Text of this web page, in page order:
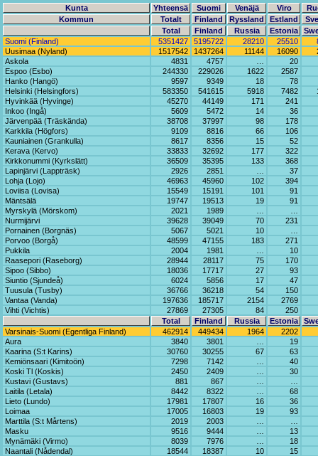
Kunta Yhteensä Suomi Venäjä Viro
Kommun
Totalt Finland Ryssland Estland
Total
Finland Russia Estonia
Suomi (Finland)
5351427 5195722 28210 25510
Uusimaa (Nyland)
1517542 1437264 11144 16090
Askola
4831 4757
20
Espoo (Esbo)
244330 229026 1622
2587
Hanko (Hangö)
9597 9349 18
78
Helsinki (Helsingfors)
583350 541615 5918 7482
Hyvinkää (Hyvinge)
45270 44149 171
241
Inkoo (Ingå)
5609 5472 14
36
Järvenpää (Träskända)
38708 37997 98
178
Karkkila (Högfors)
9109 8816 66
106
Kauniainen (Grankulla)
8617 8356 15
52
Kerava (Kervo)
33833 32692 177
322
Kirkkonummi (Kyrkslätt)
36509 35395 133
368
Lapinjärvi (Lappträsk)
2926 2851
37
Lohja (Lojo)
46963 45960 102
394
Loviisa (Lovisa)
15549 15191 101
91
Mäntsälä
19747 19513 19
91
Myrskylä (Mörskom)
2021 1989
Nurmijärvi
39628 39049 70
231
Pornainen (Borgnäs)
5067 5021 10
Porvoo (Borgå)
48599 47155 183
271
Pukkila
2004 1981
10
Raasepori (Raseborg)
28944 28117 75
170
Sipoo (Sibbo)
18036 17717 27
93
Siuntio (Sjundeå)
6024 5856 17
47
Tuusula (Tusby)
36766 36218 54
150
Vantaa (Vanda)
197636 185717 2154
2769
Vihti (Vichtis)
27869 27305 84
250
Total
Finland Russia Estonia
Varsinais-Suomi (Egentliga Finland)
462914 449434 1964
2202
Aura
3840 3801
19
Kaarina (S:t Karins)
30760 30255 67
63
Kemiönsaari (Kimitoön)
7298 7142
40
Koski Tl (Koskis)
2450 2409
30
Kustavi (Gustavs)
881 867
Laitila (Letala)
8442 8322
68
Lieto (Lundo)
17981 17807 16
36
Loimaa
17005 16803 19
93
Marttila (S:t Mårtens)
2019 2003
Masku
9516 9444
13
Mynämäki (Virmo)
8039 7976
18
Naantali (Nådendal)
18544 18387 10
15